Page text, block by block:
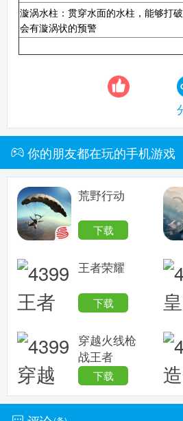
漩涡水柱：贯穿水面的水柱，能够打
会有漩涡状的预警
你的朋友都在玩的手机游戏
荒野行动
下载
王者荣耀
下载
穿越火线枪
战王者
下载